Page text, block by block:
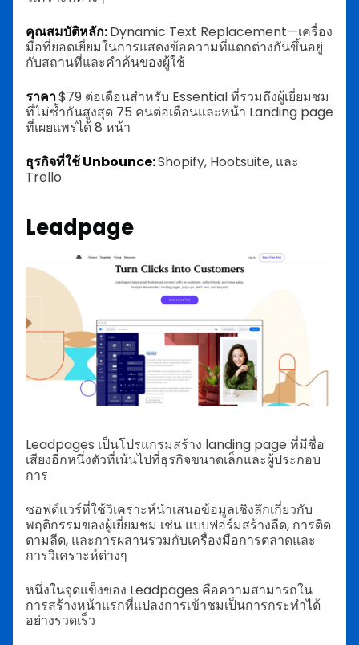
คุณสมบัติหลัก:Dynamic Text Replacement—เครื่อง
มือที่ยอดเยี่ยมในการแสดงข้อความที่แตกต่างกันขึ้นอยู่
กับสถานที่และคำค้นของผู้ใช้
ราคา$79 ต่อเดือนสำหรับ Essential ที่รวมถึงผู้เยี่ยมชม
ที่ไม่ซ้ำกันสูงสุด 75 คนต่อเดือนและหน้า Landing page
ที่เผยแพร่ได้ 8 หน้า
ธุรกิจที่ใช้ Unbounce:Shopify, Hootsuite, และ
Trello
Leadpage
Leadpages เป็นโปรแกรมสร้าง landing page ที่มีชื่อ
เสียงอีกหนึ่งตัวที่เน้นไปที่ธุรกิจขนาดเล็กและผู้ประกอบ
การ
ซอฟต์แวร์ที่ใช้วิเคราะห์นำเสนอข้อมูลเชิงลึกเกี่ยวกับ
พฤติกรรมของผู้เยี่ยมชม เช่น แบบฟอร์มสร้างลีด, การติด
ตามลีด, และการผสานรวมกับเครื่องมือการตลาดและ
การวิเคราะห์ต่างๆ
หนึ่งในจุดแข็งของ Leadpages คือความสามารถใน
การสร้างหน้าแรกที่แปลงการเข้าชมเป็นการกระทำได้
อย่างรวดเร็ว